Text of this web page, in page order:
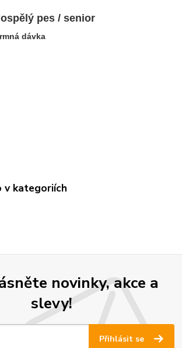
pes / senior
dávka
v kategoriích
novinky, akce a
slevy!
Přihlásit se